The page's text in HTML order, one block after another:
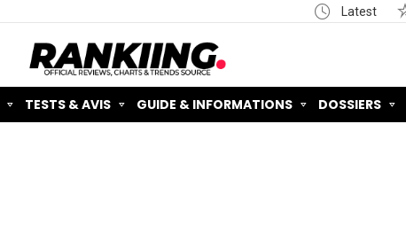
Latest
TESTS & AVIS GUIDE & INFORMATIONS DOSSIERS